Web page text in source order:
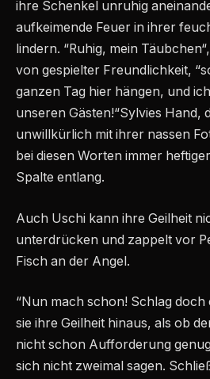
ihre Schenkel unruhig
aufkeimende Feuer in ihrer
lindern. “Ruhig, mein
von gespielter Freundlichkeit,
ganzen Tag hier hängen, und
unseren Gästen!“Sylvies Hand,
unwillkürlich mit ihrer nassen
bei diesen Worten immer
Spalte entlang.
Auch Uschi kann ihre Geilheit
unterdrücken und zappelt vor
Fisch an der Angel.
“Nun mach schon! Schlag doch
sie ihre Geilheit hinaus, als ob
nicht schon Aufforderung
sich nicht zweimal sagen.